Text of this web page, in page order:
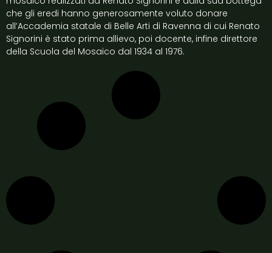
che gli eredi hanno generosamente voluto donare
all’Accademia statale di Belle Arti di Ravenna di cui Renato
Signorini è stato prima allievo, poi docente, infine direttore
della Scuola del Mosaico dal 1934 al 1976.